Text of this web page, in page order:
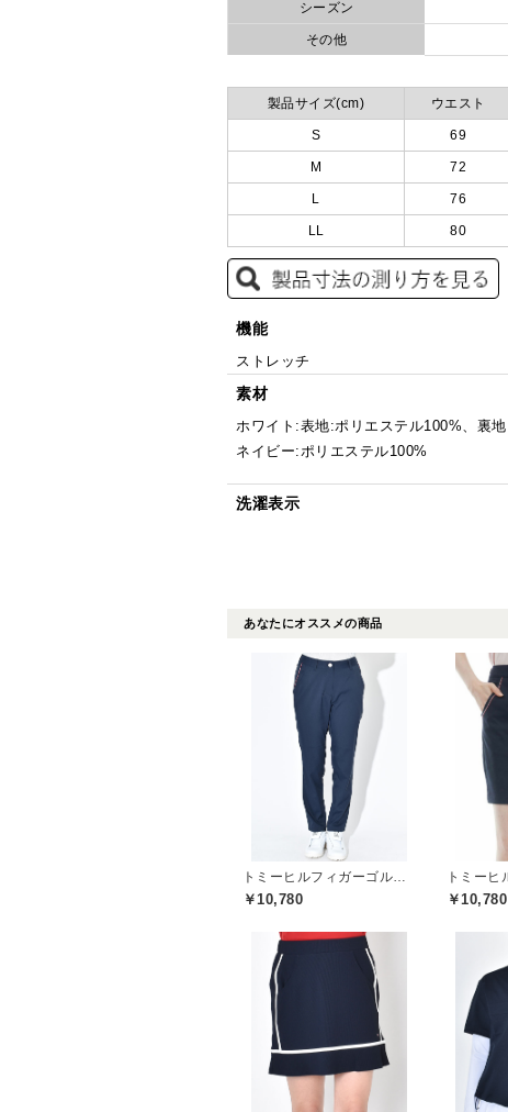
シーズン
その他
製品サイズ(cm) ウエスト
S 69
M 72
L 76
LL 80
機能
ストレッチ
素材
ホワイト:表地:ポリエステル100%、裏
ネイビー:ポリエステル100%
洗濯表示
あなたにオススメの商品
￥10,780 ￥10,780